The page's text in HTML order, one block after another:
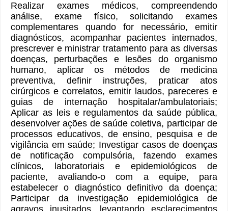
Realizar exames médicos, compreendendo
análise, exame físico, solicitando exames
complementares quando for necessário, emitir
diagnósticos, acompanhar pacientes internados,
prescrever e ministrar tratamento para as diversas
doenças, perturbações e lesões do organismo
humano, aplicar os métodos de medicina
preventiva, definir instruções, praticar atos
cirúrgicos e correlatos, emitir laudos, pareceres e
guias de internação hospitalar/ambulatoriais;
Aplicar as leis e regulamentos da saúde pública,
desenvolver ações de saúde coletiva, participar de
processos educativos, de ensino, pesquisa e de
vigilância em saúde; Investigar casos de doenças
de notificação compulsória, fazendo exames
clínicos, laboratoriais e epidemiológicos de
paciente, avaliando-o com a equipe, para
estabelecer o diagnóstico definitivo da doença;
Participar da investigação epidemiológica de
agravos inusitados, levantando esclarecimentos